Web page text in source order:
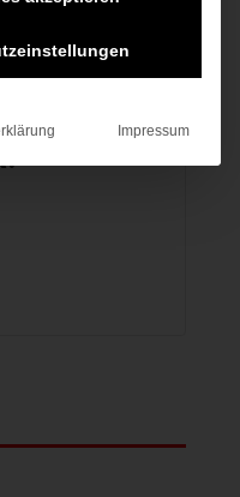
Impressum